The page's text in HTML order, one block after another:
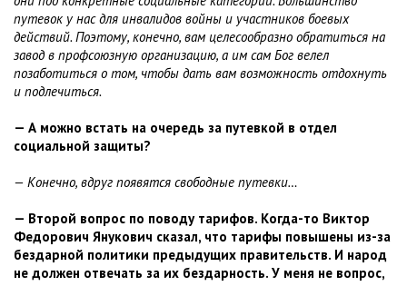
путевок у нас для инвалидов войны и участников боевых
действий. Поэтому, конечно, вам целесообразно обратиться на
завод в профсоюзную организацию, а им сам Бог велел
позаботиться о том, чтобы дать вам возможность отдохнуть
и подлечиться.
— А можно встать на очередь за путевкой в отдел
социальной защиты?
— Конечно, вдруг появятся свободные путевки…
— Второй вопрос по поводу тарифов. Когда-то Виктор
Федорович Янукович сказал, что тарифы повышены из-за
бездарной политики предыдущих правительств. И народ
не должен отвечать за их бездарность. У меня не вопрос,